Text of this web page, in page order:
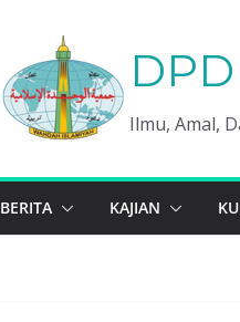
Ilmu, Amal,
BERITA KAJIAN